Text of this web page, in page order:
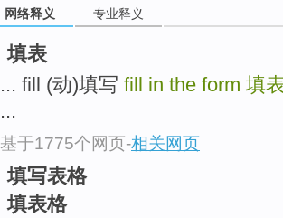
网络释义 专业释义
填表
... fill (动)填写 fill in the form 填
...
基于1775个网页-相关网页
填写表格
填表格